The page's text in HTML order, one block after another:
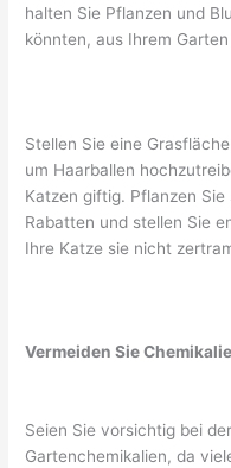
halten Sie Pflanzen und
könnten, aus Ihrem
Stellen Sie eine
um Haarballen
Katzen giftig. Pflanzen
Rabatten und stellen Sie
Ihre Katze sie nicht
Vermeiden Sie
Seien Sie vorsichtig bei
Gartenchemikalien, da